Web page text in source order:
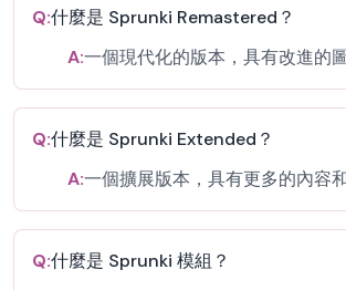
Q:什麼是 Sprunki Remastered？
A:一個現代化的版本，具有改進的
Q:什麼是 Sprunki Extended？
A:一個擴展版本，具有更多的內容和
Q:什麼是 Sprunki 模組？